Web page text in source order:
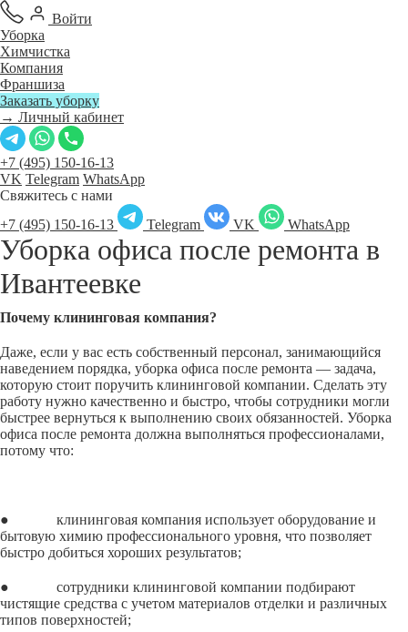
Войти
Уборка
Химчистка
Компания
Франшиза
Заказать уборку
→ Личный кабинет
+7 (495) 150-16-13
VK Telegram WhatsApp
Свяжитесь с нами
+7 (495) 150-16-13
Telegram VK WhatsApp
Уборка офиса после ремонта в
Ивантеевке
Почему клининговая компания?
Даже, если у вас есть собственный персонал, занимающийся
наведением порядка, уборка офиса после ремонта — задача,
которую стоит поручить клининговой компании. Сделать эту
работу нужно качественно и быстро, чтобы сотрудники могли
быстрее вернуться к выполнению своих обязанностей. Уборка
офиса после ремонта должна выполняться профессионалами,
потому что:
● клининговая компания использует оборудование и
бытовую химию профессионального уровня, что позволяет
быстро добиться хороших результатов;
● сотрудники клининговой компании подбирают
чистящие средства с учетом материалов отделки и различных
типов поверхностей;